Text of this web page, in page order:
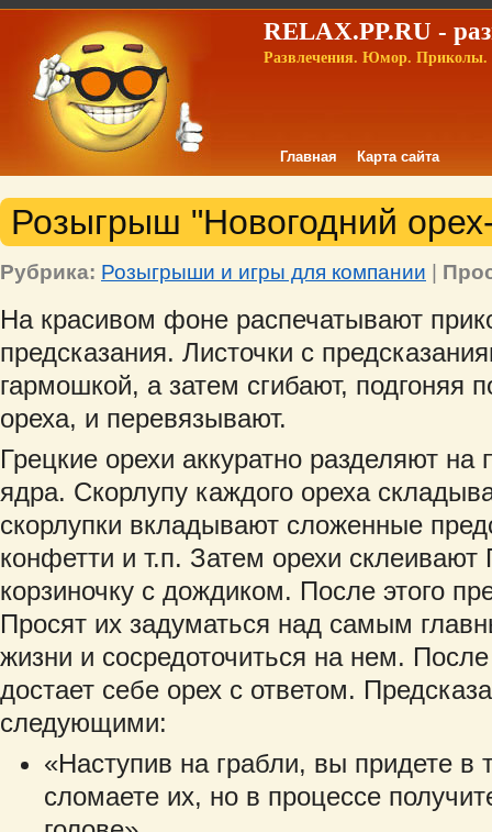
RELAX.PP.RU -
Развлечения. Юмор. Приколы.
Главная Карта сайта
Розыгрыш "Новогодний
Рубрика: Розыгрыши и игры для компании |
На красивом фоне распечатывают
предсказания. Листочки с
гармошкой, а затем сгибают, подгоняя
ореха, и перевязывают.
Грецкие орехи аккуратно разделяют
ядра. Скорлупу каждого ореха
скорлупки вкладывают сложенные
конфетти и т.п. Затем орехи
корзиночку с дождиком. После этого
Просят их задуматься над самым
жизни и сосредоточиться на нем.
достает себе орех с ответом.
следующими:
«Наступив на грабли, вы придете в
сломаете их, но в процессе